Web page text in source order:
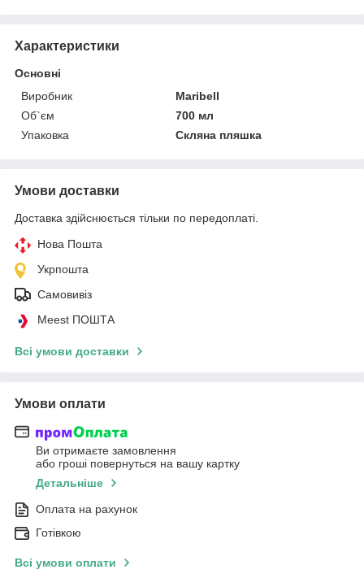
Характеристики
Основні
Виробник
Maribell
Об`єм
700 мл
Упаковка
Скляна пляшка
Умови доставки
Доставка здійснюється тільки по передоплаті.
Нова Пошта
Укрпошта
Самовивіз
Meest ПОШТА
Всі умови доставки
Умови оплати
Ви отримаєте замовлення
або гроші повернуться на вашу картку
Детальніше
Оплата на рахунок
Готівкою
Всі умови оплати